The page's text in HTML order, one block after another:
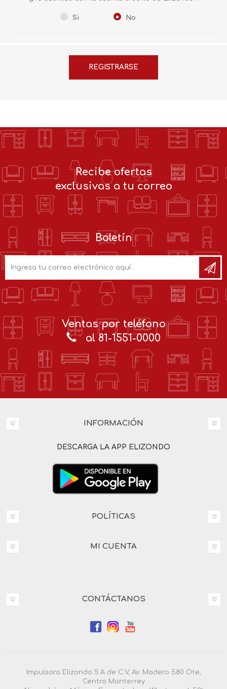
Si No
Recibe ofertas
exclusivas a tu correo
Boletín
Ventas por teléfono
al 81-1551-0000
INFORMACIÓN
DESCARGA LA APP ELIZONDO
POLÍTICAS
MI CUENTA
CONTÁCTANOS
Impulsora Elizondo S.A de C.V, Av. Madero 580 Ote,
Centro Monterrey